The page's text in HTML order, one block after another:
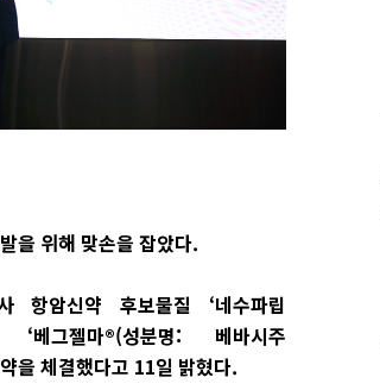
을 위해 맞손을 잡았다.
항암신약 후보물질 ‘네수파립
그젤마®(성분명: 베바시주
을 체결했다고 11일 밝혔다.